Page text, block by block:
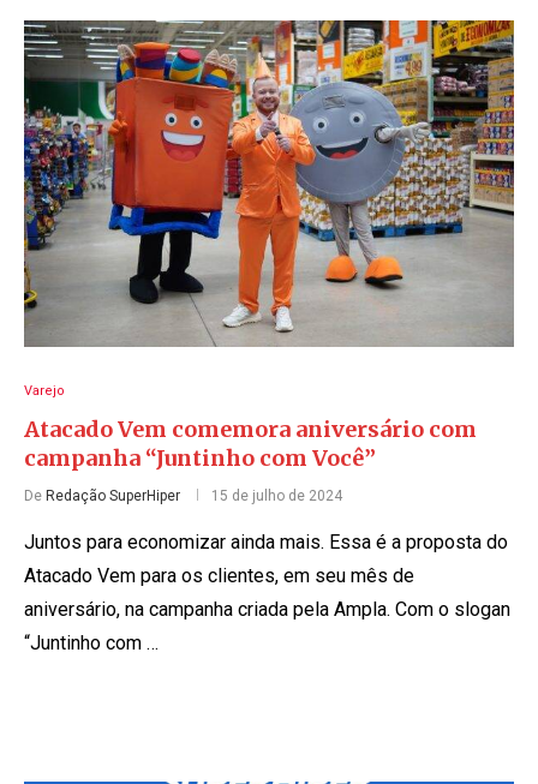
Varejo
Atacado Vem comemora aniversário com
campanha “Juntinho com Você”
De Redação SuperHiper 15 de julho de 2024
Juntos para economizar ainda mais. Essa é a proposta do
Atacado Vem para os clientes, em seu mês de
aniversário, na campanha criada pela Ampla. Com o slogan
“Juntinho com …